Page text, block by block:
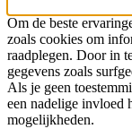
Om de beste
zoals cookies om
raadplegen. Door in
gegevens zoals
Als je geen
een nadelige invloed
mogelijkheden.